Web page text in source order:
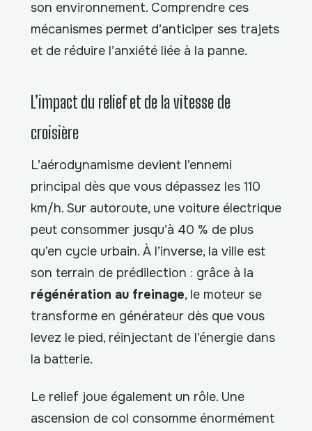
son environnement. Comprendre ces
mécanismes permet d’anticiper ses trajets
et de réduire l’anxiété liée à la panne.
L’impact du relief et de la vitesse de
croisière
L’aérodynamisme devient l’ennemi
principal dès que vous dépassez les 110
km/h. Sur autoroute, une voiture électrique
peut consommer jusqu’à 40 % de plus
qu’en cycle urbain. À l’inverse, la ville est
son terrain de prédilection : grâce à la
régénération au freinage, le moteur se
transforme en générateur dès que vous
levez le pied, réinjectant de l’énergie dans
la batterie.
Le relief joue également un rôle. Une
ascension de col consomme énormément